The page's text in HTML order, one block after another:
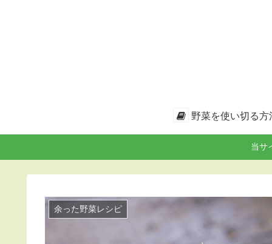
野菜を使い切る方
当サ
余った野菜レシピ